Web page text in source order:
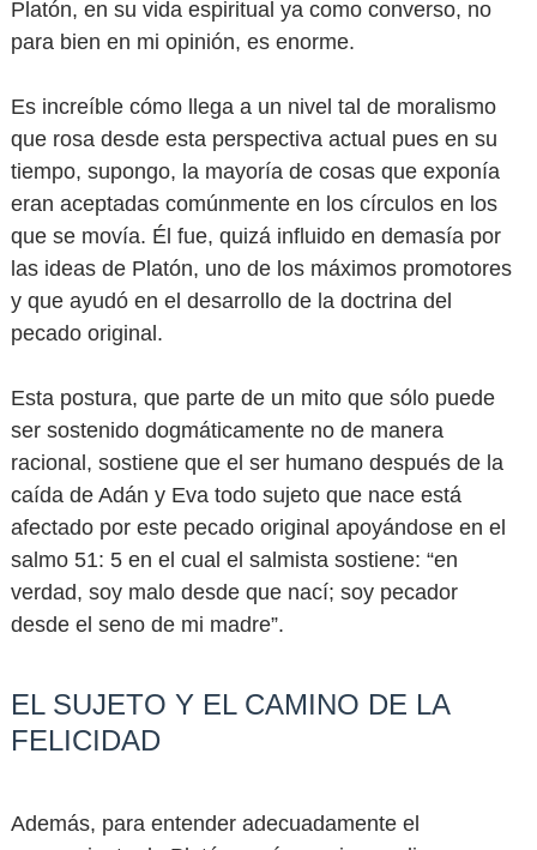
Platón, en su vida espiritual ya como converso, no
para bien en mi opinión, es enorme.
Es increíble cómo llega a un nivel tal de moralismo
que rosa desde esta perspectiva actual pues en su
tiempo, supongo, la mayoría de cosas que exponía
eran aceptadas comúnmente en los círculos en los
que se movía. Él fue, quizá influido en demasía por
las ideas de Platón, uno de los máximos promotores
y que ayudó en el desarrollo de la doctrina del
pecado original.
Esta postura, que parte de un mito que sólo puede
ser sostenido dogmáticamente no de manera
racional, sostiene que el ser humano después de la
caída de Adán y Eva todo sujeto que nace está
afectado por este pecado original apoyándose en el
salmo 51: 5 en el cual el salmista sostiene: “en
verdad, soy malo desde que nací; soy pecador
desde el seno de mi madre”.
EL SUJETO Y EL CAMINO DE LA
FELICIDAD
Además, para entender adecuadamente el